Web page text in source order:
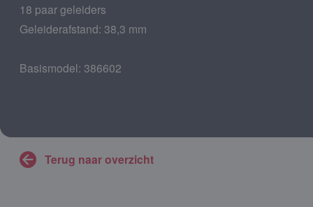
18 paar geleiders
Geleiderafstand: 38,3 mm
Basismodel: 386602
Terug naar overzicht